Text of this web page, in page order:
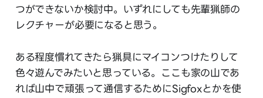
つができないか検討中。いずれにしても先輩猟師の
レクチャーが必要になると思う。
ある程度慣れてきたら猟具にマイコンつけたりして
色々遊んでみたいと思っている。ここも家の山であ
れば山中で頑張って通信するためにSigfoxとかを使